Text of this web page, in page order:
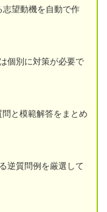
望動機を自動で作
個別に対策が必要で
と模範解答をまとめ
逆質問例を厳選して